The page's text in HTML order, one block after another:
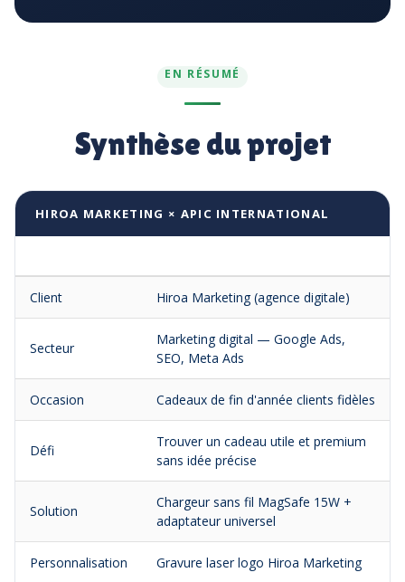
EN RÉSUMÉ
Synthèse du projet
HIROA MARKETING × APIC INTERNATIONAL
Client Hiroa Marketing (agence digitale)
Secteur
Marketing digital — Google Ads,
SEO, Meta Ads
Occasion Cadeaux de fin d'année clients fidèles
Défi
Trouver un cadeau utile et premium
sans idée précise
Solution
Chargeur sans fil MagSafe 15W +
adaptateur universel
Personnalisation Gravure laser logo Hiroa Marketing